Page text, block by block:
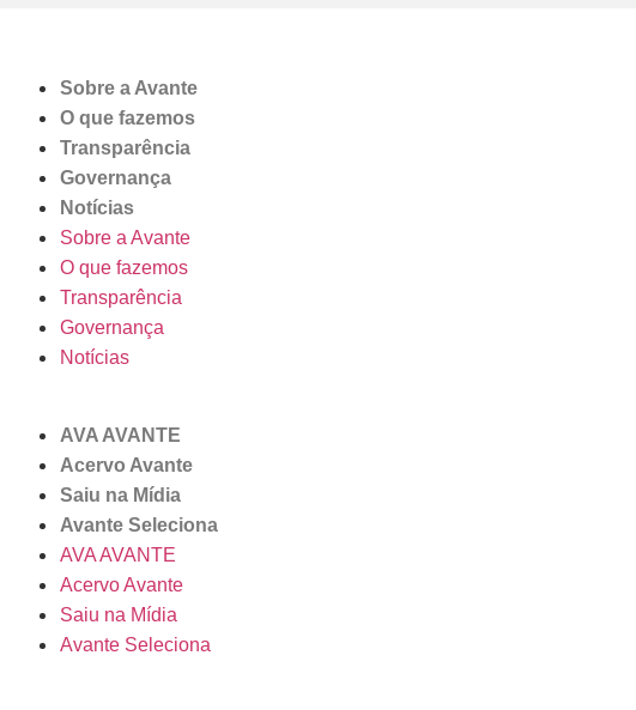
Sobre a Avante
O que fazemos
Transparência
Governança
Notícias
Sobre a Avante
O que fazemos
Transparência
Governança
Notícias
AVA AVANTE
Acervo Avante
Saiu na Mídia
Avante Seleciona
AVA AVANTE
Acervo Avante
Saiu na Mídia
Avante Seleciona